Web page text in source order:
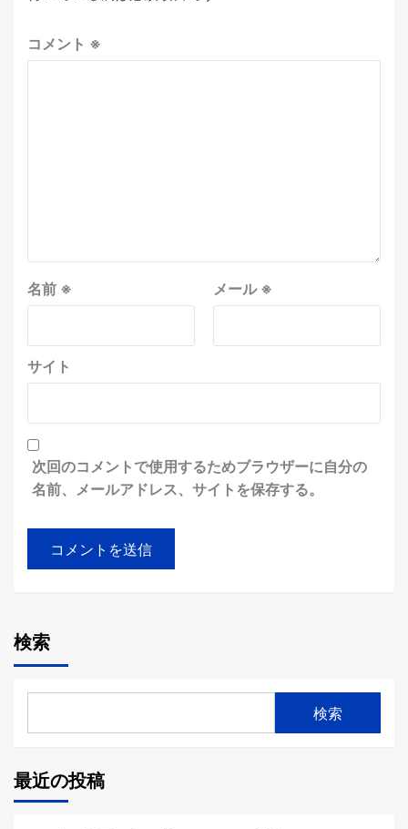
コメント ※
名前 ※ メール※
サイト
次回のコメントで使用するためブラウザーに自分の
名前、メールアドレス、サイトを保存する。
検索
検索
最近の投稿